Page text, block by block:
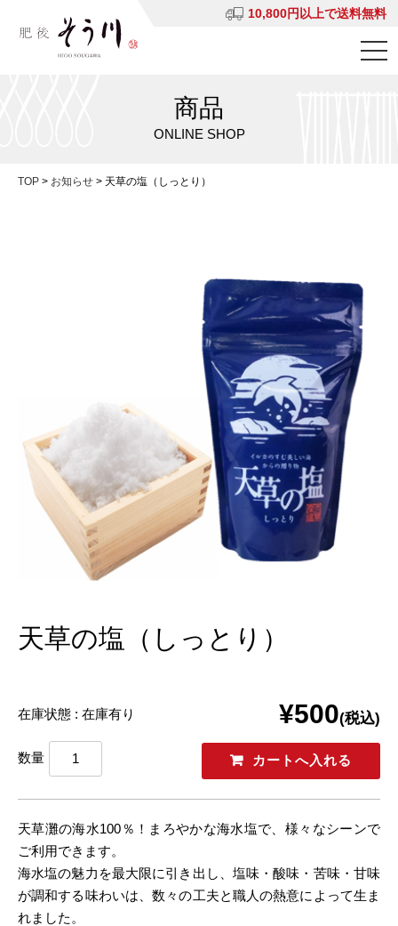
10,800円以上で送料無料
商品
ONLINE SHOP
TOP > お知らせ > 天草の塩（しっとり）
天草の塩（しっとり）
在庫状態 : 在庫有り ¥500(税込)
数量
天草灘の海水100％！まろやかな海水塩で、様々なシーンで
ご利用できます。
海水塩の魅力を最大限に引き出し、塩味・酸味・苦味・甘味
が調和する味わいは、数々の工夫と職人の熱意によって生ま
れました。